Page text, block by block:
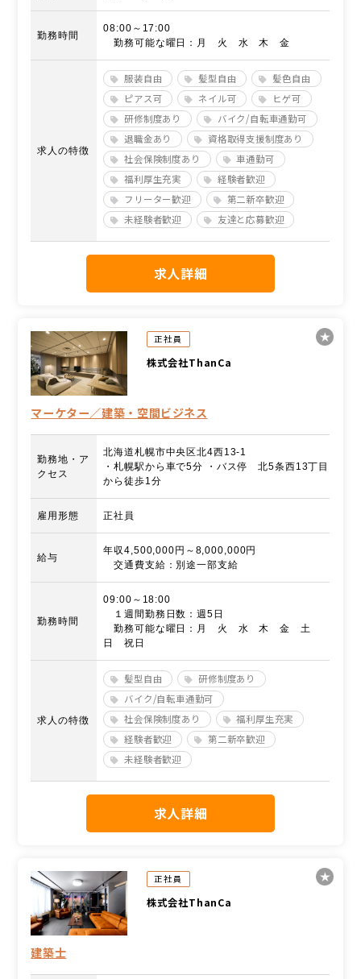
勤務時間
08:00～17:00
勤務可能な曜日：月 火 水 木 金
求人の特徴
服装自由 髪型自由
髪色自由
ピアス可
ネイル可
ヒゲ可
研修制度あり
バイク/自転車通勤可
退職金あり
資格取得支援制度あり
社会保険制度あり
車通勤可
福利厚生充実
経験者歓迎
フリーター歓迎
第二新卒歓迎
未経験者歓迎
友達と応募歓迎
求人詳細
正社員
株式会社ThanCa
マーケター／建築・空間ビジネス
勤務地・ア
クセス
北海道札幌市中央区北4西13-1
・札幌駅から車で5分 ・バス停 北5条西13丁目
から徒歩1分
雇用形態 正社員
給与
年収4,500,000円～8,000,000円
交通費支給：別途一部支給
勤務時間
09:00～18:00
１週間勤務日数：週5日
勤務可能な曜日：月 火 水 木 金 土
日 祝日
求人の特徴
髪型自由
研修制度あり
バイク/自転車通勤可
社会保険制度あり
福利厚生充実
経験者歓迎
第二新卒歓迎
未経験者歓迎
求人詳細
正社員
株式会社ThanCa
建築士